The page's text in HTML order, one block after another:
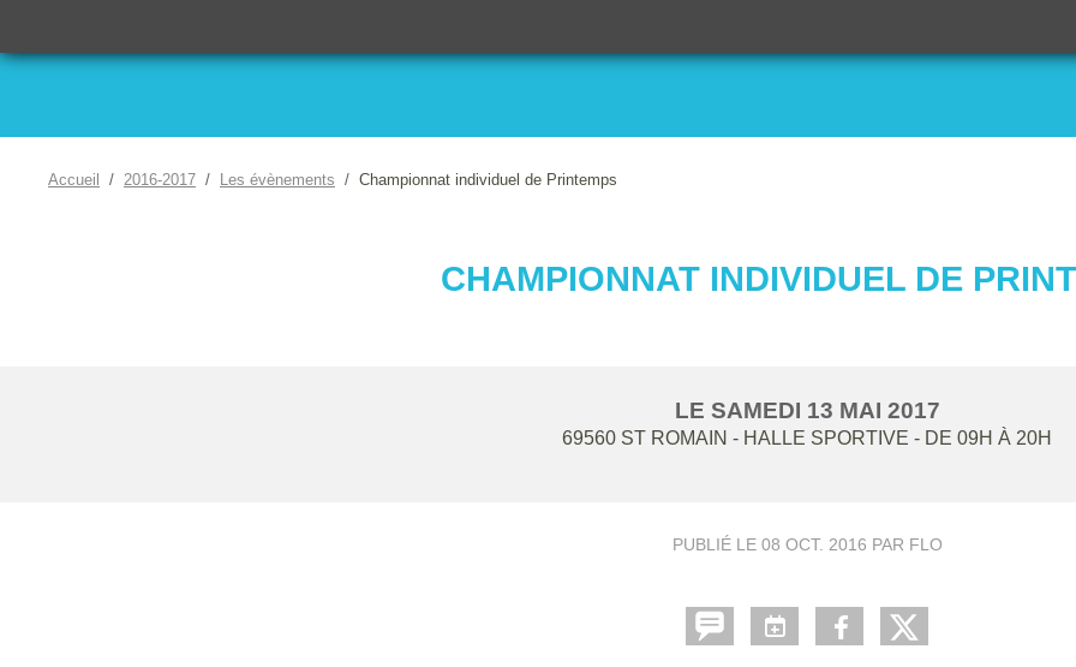
Accueil 2016-2017 Les évènements Championnat individuel de Printemps
CHAMPIONNAT INDIVIDUEL DE
LE SAMEDI 13 MAI 2017
69560 ST ROMAIN - HALLE SPORTIVE - DE 09H À 20H
PUBLIÉ LE 08 OCT. 2016 PAR FLO